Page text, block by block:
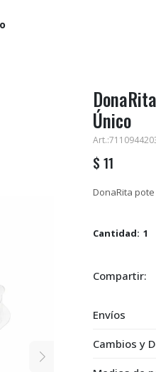
Único
$ 11
DonaRita
1
Envíos
Cambios y